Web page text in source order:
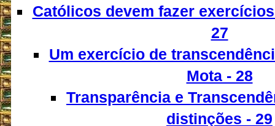
Católicos devem fazer
27
Um exercício de
Mota - 28
Transparência e
distinções - 29